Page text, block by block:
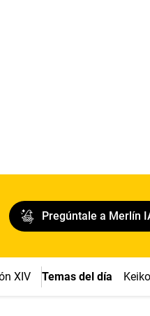
Pregúntale a Merlín
XIV Temas del día